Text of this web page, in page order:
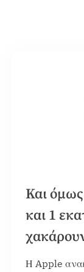
Και
και 1
Η Apple